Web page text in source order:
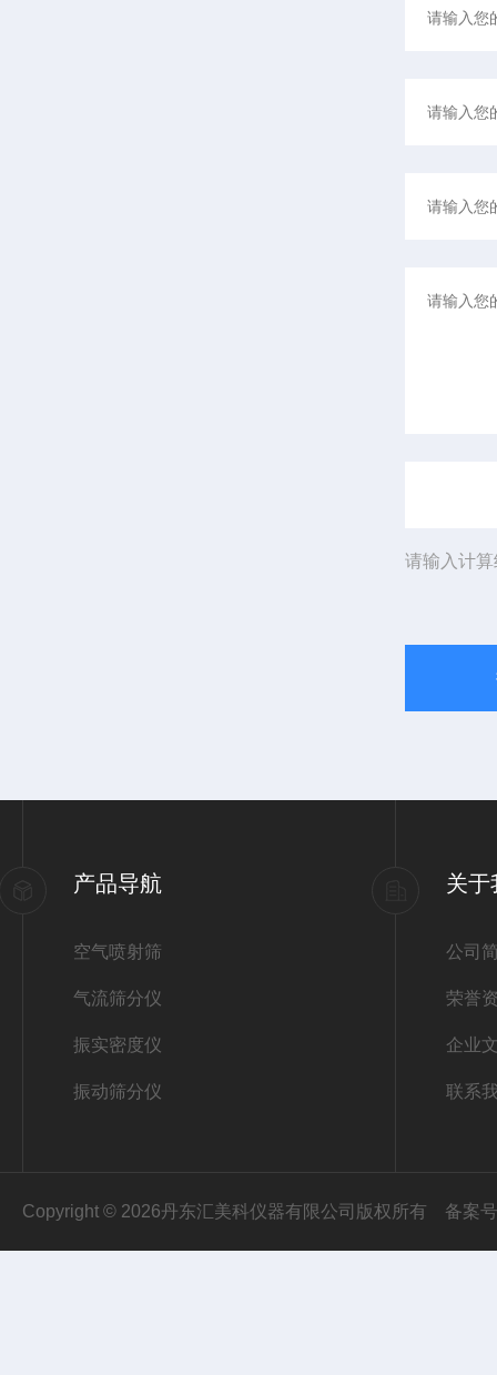
请输入计
产品导航
空气喷射筛
气流筛分仪
振实密度仪
振动筛分仪
关于
公司
荣誉
企业
联系
Copyright © 2026丹东汇美科仪器有限公司版权所有 备案